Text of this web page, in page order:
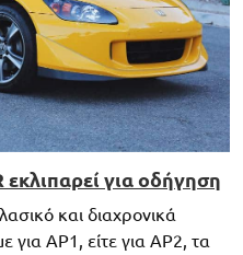
για οδήγηση
και διαχρονικά
για AP1, είτε για AP2, τα